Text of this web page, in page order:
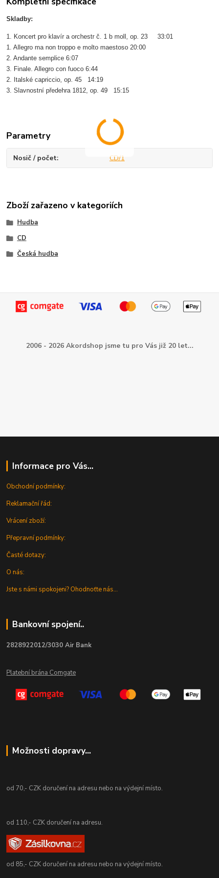
Skladby:
1. Koncert pro klavír a orchestr č. 1 b moll, op. 23 33:01
1. Allegro ma non troppo e molto maestoso 20:00
2. Andante semplice 6:07
3. Finale. Allegro con fuoco 6:44
2. Italské capriccio, op. 45 14:19
3. Slavnostní předehra 1812, op. 49 15:15
Parametry
Nosič / počet CD/1
Zboží zařazeno v kategoriích
Hudba
CD
Česká hudba
2006 - 2026 Akordshop jsme tu pro Vás již 20 let...
Informace pro Vás...
Obchodní podmínky:
Reklamační řád:
Vrácení zboží:
Přepravní podmínky:
Časté dotazy:
O nás:
Jste s námi spokojeni? Ohodnoťte nás...
Bankovní spojení..
2828922012/3030 Air Bank
Platební brána Comgate
Možnosti dopravy...
od 70,- CZK doručení na adresu nebo na výdejní místo.
od 110,- CZK doručení na adresu.
od 85,- CZK doručení na adresu nebo na výdejní místo.